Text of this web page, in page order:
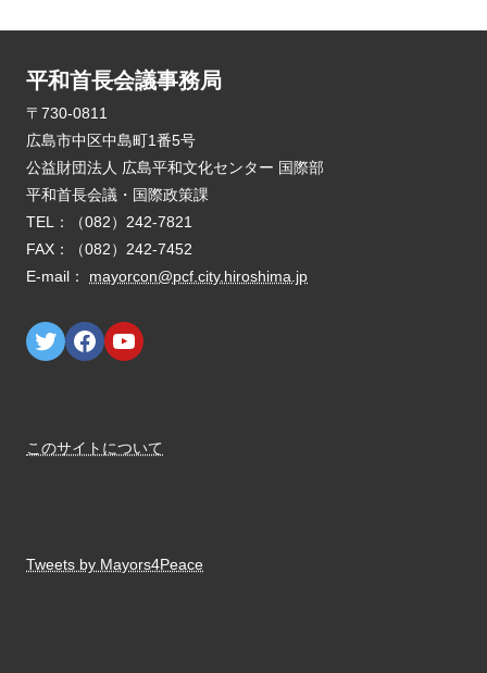
平和首長会議事務局
E-mail： mayorcon@pcf.city.hiroshima.jp
このサイトについて
Tweets by Mayors4Peace